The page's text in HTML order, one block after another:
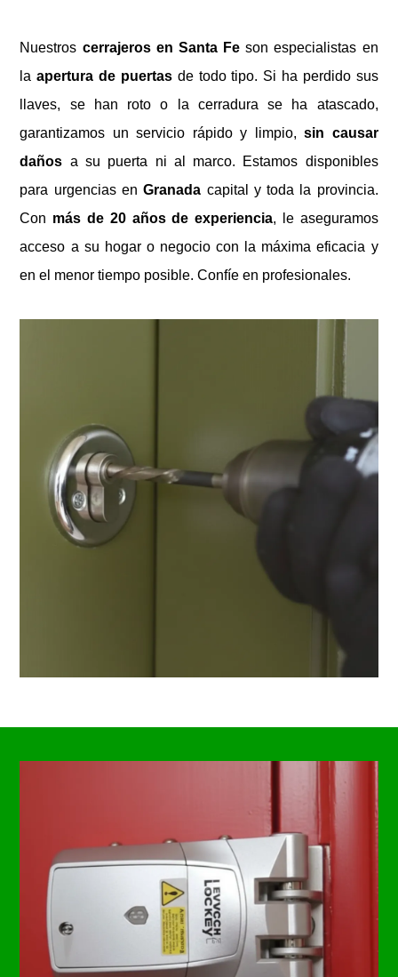
Nuestros cerrajeros en Santa Fe son especialistas en
laapertura de puertasde todo tipo. Si ha perdido sus
llaves, se han roto o la cerradura se ha atascado,
garantizamos un servicio rápido y limpio,sin causar
daños a su puerta ni al marco. Estamos disponibles
para urgencias enGranada capital y toda la provincia.
Con más de 20 años de experiencia, le aseguramos
acceso a su hogar o negocio con la máxima eficacia y
en el menor tiempo posible. Confíe en profesionales.